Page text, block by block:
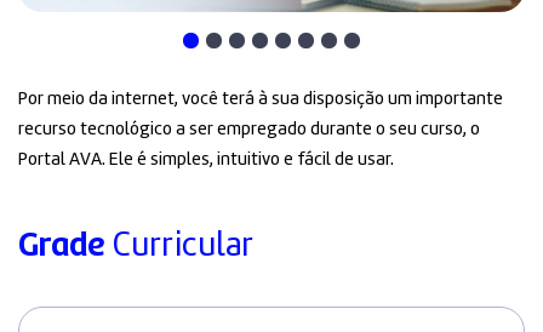
Por meio da internet, você terá à sua disposição um importante
recurso tecnológico a ser empregado durante o seu curso, o
Portal AVA. Ele é simples, intuitivo e fácil de usar.
Grade Curricular